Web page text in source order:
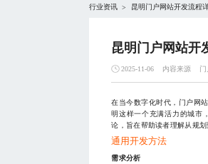
行业资讯 > 昆明门户网站开发流程
昆明门户网站开
2025-11-06 内容来源
在当今数字化时代，门户网
明这样一个充满活力的城市
论，旨在帮助读者理解从规
通用开发方法
需求分析